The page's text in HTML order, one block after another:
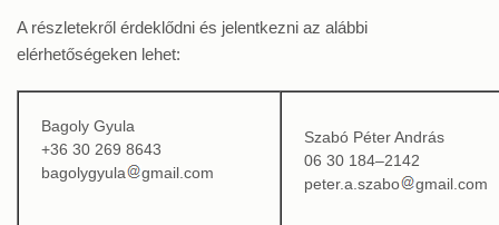
A részletekről érdeklődni és jelentkezni az alábbi
elérhetőségeken lehet:
Bagoly Gyula
+36 30 269 8643
bagolygyula
gmail.com
Szabó Péter András
06 30 184–2142
peter.a.szabo
gmail.com